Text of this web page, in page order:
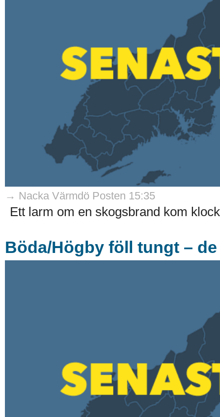
→ Nacka Värmdö Posten 15:35
Ett larm om en skogsbrand kom
Böda/Högby föll tungt –